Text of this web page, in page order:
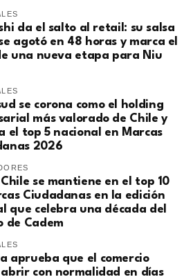
da el salto al retail: su salsa
agotó en 48 horas y marca el
una nueva etapa para Niu
se corona como el holding
más valorado de Chile y
el top 5 nacional en Marcas
2026
se mantiene en el top 10
Ciudadanas en la edición
que celebra una década del
de Cadem
aprueba que el comercio
con normalidad en días